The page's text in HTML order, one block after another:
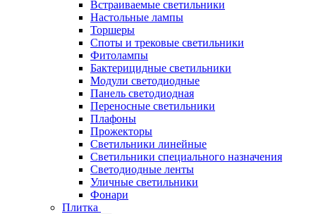
Встраиваемые светильники
Настольные лампы
Торшеры
Споты и трековые светильники
Фитолампы
Бактерицидные светильники
Модули светодиодные
Панель светодиодная
Переносные светильники
Плафоны
Прожекторы
Светильники линейные
Светильники специального назначения
Светодиодные ленты
Уличные светильники
Фонари
Плитка